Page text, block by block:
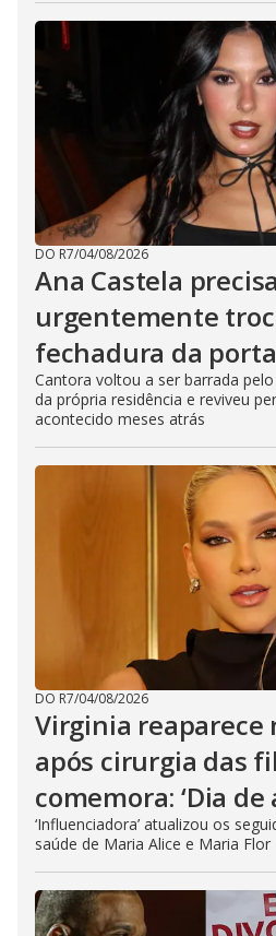
DO R7/04/08/2026
Ana Castela precisa
urgentemente
fechadura da
Cantora voltou a ser barrada
da própria residência e reviveu
acontecido meses atrás
DO R7/04/08/2026
Virginia reaparece
após cirurgia das
comemora: ‘Dia de
‘Influenciadora’ atualizou os
saúde de Maria Alice e Maria Flor